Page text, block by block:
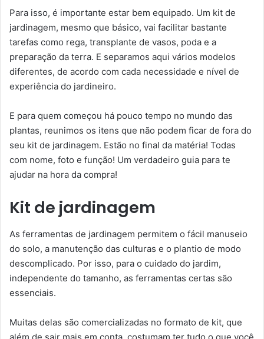
Para isso, é importante estar bem equipado. Um kit de
jardinagem, mesmo que básico, vai facilitar bastante
tarefas como rega, transplante de vasos, poda e a
preparação da terra. E separamos aqui vários modelos
diferentes, de acordo com cada necessidade e nível de
experiência do jardineiro.
E para quem começou há pouco tempo no mundo das
plantas, reunimos os itens que não podem ficar de fora do
seu kit de jardinagem. Estão no final da matéria! Todas
com nome, foto e função! Um verdadeiro guia para te
ajudar na hora da compra!
Kit de jardinagem
As ferramentas de jardinagem permitem o fácil manuseio
do solo, a manutenção das culturas e o plantio de modo
descomplicado. Por isso, para o cuidado do jardim,
independente do tamanho, as ferramentas certas são
essenciais.
Muitas delas são comercializadas no formato de kit, que
além de sair mais em conta, costumam ter tudo o que você